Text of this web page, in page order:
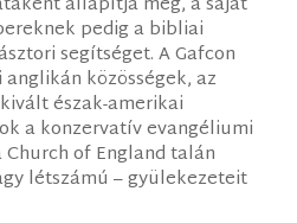
pedig a bibliai
segítséget. A Gafcon
közösségek, az
észak-amerikai
a konzervatív evangéliumi
of England talán
létszámú – gyülekezeteit